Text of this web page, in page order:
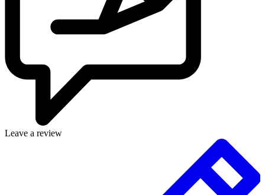
Leave a review